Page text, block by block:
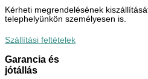
Kérheti megrendelésének
telephelyünkön személyesen is.
Szállítási feltételek
Garancia és
jótállás